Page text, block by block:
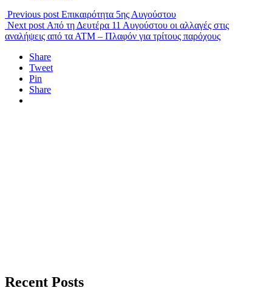
Previous post Επικαιρότητα 5ης Αυγούστου
Next post Από τη Δευτέρα 11 Αυγούστου οι αλλαγές στις
αναλήψεις από τα ΑΤΜ – Πλαφόν για τρίτους παρόχους
Share
Tweet
Pin
Share
Recent Posts